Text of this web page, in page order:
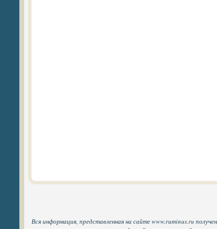
Вся информация, представленная на сайте www.ruminus.ru